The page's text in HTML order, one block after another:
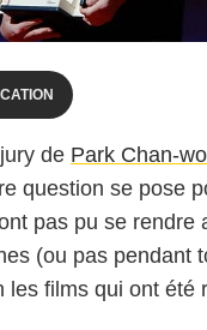
de Park Chan-
question se pose
pas pu se rendre
(ou pas pendant
les films qui ont été